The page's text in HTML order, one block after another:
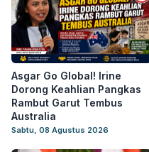
Asgar Go Global! Irine
Dorong Keahlian Pangkas
Rambut Garut Tembus
Australia
Sabtu, 08 Agustus 2026